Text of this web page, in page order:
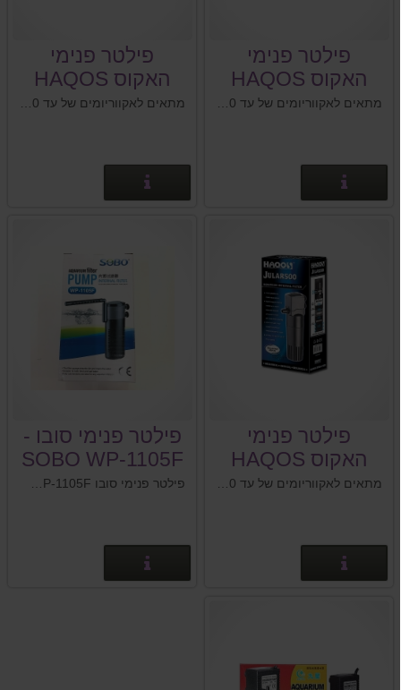
פילטר פנימי
האקוס HAQOS
SF-1500
פילטר פנימי
האקוס HAQOS
SF-800
פילטר פנימי
האקוס HAQOS
JULAR-500
מתאים לאקווריומים של עד 100 ליטר
פילטר פנימי סובו -
SOBO WP-1105F
פילטר פנימי סובו SOBO WP-1105F: צריכת חשמל: 5W